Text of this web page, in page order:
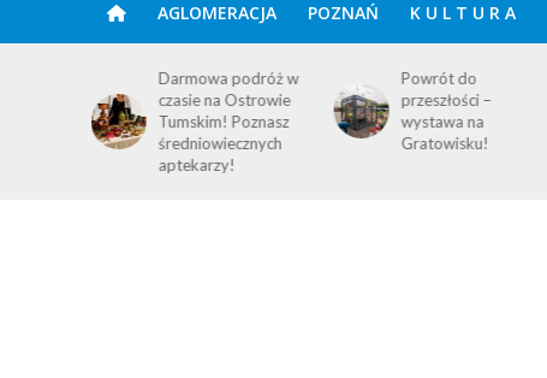
AGLOMERACJA POZNAŃ K U L T U R A
Darmowa podróż w
czasie na Ostrowie
Tumskim! Poznasz
średniowiecznych
aptekarzy!
Powrót do
przeszłości –
wystawa na
Gratowisku!